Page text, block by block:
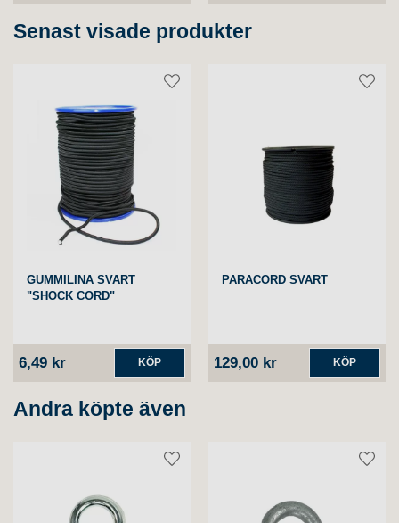
Senast visade produkter
GUMMILINA SVART
"SHOCK CORD"
6,49 kr KÖP
PARACORD SVART
129,00 kr KÖP
Andra köpte även